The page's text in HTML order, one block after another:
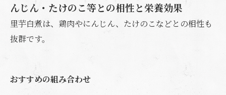
んじん・たけのこ等との相性と栄養効果
里芋白煮は、鶏肉やにんじん、たけのこなどとの相性も
抜群です。
おすすめの組み合わせ